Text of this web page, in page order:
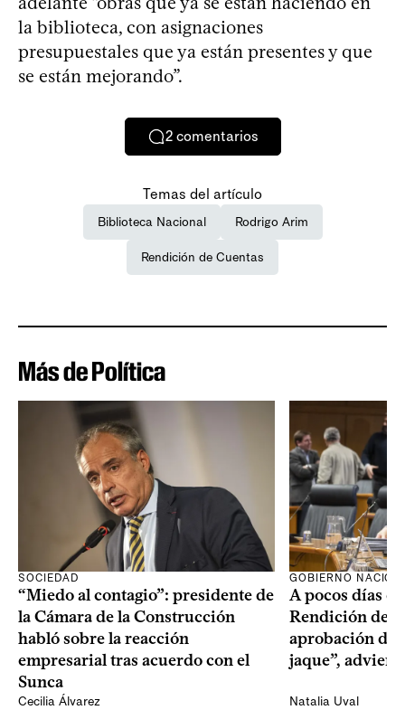
la biblioteca, con asignaciones
presupuestales que ya están presentes y que
se están mejorando”.
2 comentarios
Temas del artículo
Biblioteca Nacional Rodrigo Arim
Rendición de Cuentas
Más de Política
SOCIEDAD
“Miedo al contagio”: presidente de
la Cámara de la Construcción
habló sobre la reacción
empresarial tras acuerdo con el
Sunca
Cecilia Álvarez
GOBIERNO
A pocos días
Rendición de
aprobación del
jaque”,
Natalia Uval